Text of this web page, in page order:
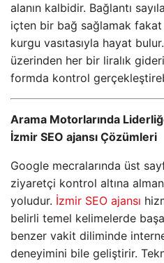
alanın kalbidir. Bağlantı
içten bir bağ sağlamak
kurgu vasıtasıyla hayat
üzerinden her bir liralık
formda kontrol
Arama Motorlarında
İzmir SEO ajansı Çözümleri
Google mecralarında üst
ziyaretçi kontrol altına
yoludur. İzmir SEO ajansı
belirli temel kelimelerde
benzer vakit diliminde
deneyimini bile geliştirir.